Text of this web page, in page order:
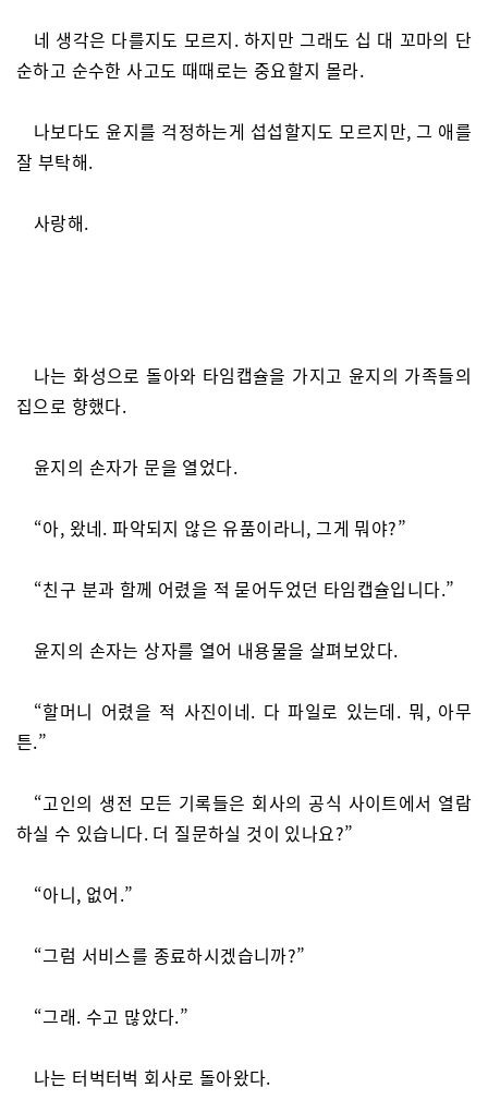
네 생각은 다를지도 모르지. 하지만 그래도 십 대 꼬마의 단
순하고 순수한 사고도 때때로는 중요할지 몰라.
나보다도 윤지를 걱정하는게 섭섭할지도 모르지만, 그 애를
잘 부탁해.
사랑해.
나는 화성으로 돌아와 타임캡슐을 가지고 윤지의 가족들의
집으로 향했다.
윤지의 손자가 문을 열었다.
“아, 왔네. 파악되지 않은 유품이라니, 그게 뭐야?”
“친구 분과 함께 어렸을 적 묻어두었던 타임캡슐입니다.”
윤지의 손자는 상자를 열어 내용물을 살펴보았다.
“할머니 어렸을 적 사진이네. 다 파일로 있는데. 뭐, 아무
튼.”
“고인의 생전 모든 기록들은 회사의 공식 사이트에서 열람
하실 수 있습니다. 더 질문하실 것이 있나요?”
“아니, 없어.”
“그럼 서비스를 종료하시겠습니까?”
“그래. 수고 많았다.”
나는 터벅터벅 회사로 돌아왔다.